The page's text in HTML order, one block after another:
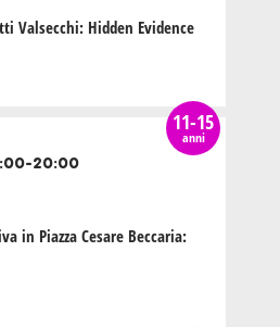
Valsecchi: Hidden Evidence
11-15
anni
20:00
in Piazza Cesare Beccaria: